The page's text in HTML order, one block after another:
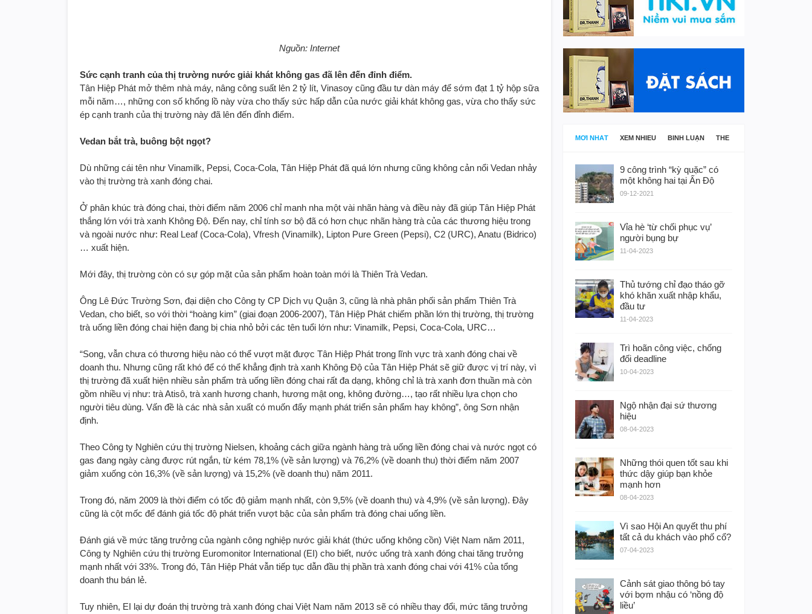
Nguồn: Internet
Sức cạnh tranh của thị trường nước giải khát không gas đã lên đến đỉnh điểm.
Tân Hiệp Phát mở thêm nhà máy, nâng công suất lên 2 tỷ lít, Vinasoy cũng đầu tư dàn máy để sớm đạt 1 tỷ hộp sữa
mỗi năm…, những con số khổng lồ này vừa cho thấy sức hấp dẫn của nước giải khát không gas, vừa cho thấy sức
ép cạnh tranh của thị trường này đã lên đến đỉnh điểm.
Vedan bắt trà, buông bột ngọt?
Dù những cái tên như Vinamilk, Pepsi, Coca-Cola, Tân Hiệp Phát đã quá lớn nhưng cũng không cản nổi Vedan nhảy
vào thị trường trà xanh đóng chai.
Ở phân khúc trà đóng chai, thời điểm năm 2006 chỉ manh nha một vài nhãn hàng và điều này đã giúp Tân Hiệp Phát
thắng lớn với trà xanh Không Độ. Đến nay, chỉ tính sơ bộ đã có hơn chục nhãn hàng trà của các thương hiệu trong
và ngoài nước như: Real Leaf (Coca-Cola), Vfresh (Vinamilk), Lipton Pure Green (Pepsi), C2 (URC), Anatu (Bidrico)
… xuất hiện.
Mới đây, thị trường còn có sự góp mặt của sản phẩm hoàn toàn mới là Thiên Trà Vedan.
Ông Lê Đức Trường Sơn, đại diện cho Công ty CP Dịch vụ Quận 3, cũng là nhà phân phối sản phẩm Thiên Trà
Vedan, cho biết, so với thời “hoàng kim” (giai đoạn 2006-2007), Tân Hiệp Phát chiếm phần lớn thị trường, thị trường
trà uống liền đóng chai hiện đang bị chia nhỏ bởi các tên tuổi lớn như: Vinamilk, Pepsi, Coca-Cola, URC…
“Song, vẫn chưa có thương hiệu nào có thể vượt mặt được Tân Hiệp Phát trong lĩnh vực trà xanh đóng chai về
doanh thu. Nhưng cũng rất khó để có thể khẳng định trà xanh Không Độ của Tân Hiệp Phát sẽ giữ được vị trí này, vì
thị trường đã xuất hiện nhiều sản phẩm trà uống liền đóng chai rất đa dạng, không chỉ là trà xanh đơn thuần mà còn
gồm nhiều vị như: trà Atisô, trà xanh hương chanh, hương mật ong, không đường…, tạo rất nhiều lựa chọn cho
người tiêu dùng. Vấn đề là các nhà sản xuất có muốn đẩy mạnh phát triển sản phẩm hay không”, ông Sơn nhận
định.
Theo Công ty Nghiên cứu thị trường Nielsen, khoảng cách giữa ngành hàng trà uống liền đóng chai và nước ngọt có
gas đang ngày càng được rút ngắn, từ kém 78,1% (về sản lượng) và 76,2% (về doanh thu) thời điểm năm 2007
giảm xuống còn 16,3% (về sản lượng) và 15,2% (về doanh thu) năm 2011.
Trong đó, năm 2009 là thời điểm có tốc độ giảm mạnh nhất, còn 9,5% (về doanh thu) và 4,9% (về sản lượng). Đây
cũng là cột mốc để đánh giá tốc độ phát triển vượt bậc của sản phẩm trà đóng chai uống liền.
Đánh giá về mức tăng trưởng của ngành công nghiệp nước giải khát (thức uống không cồn) Việt Nam năm 2011,
Công ty Nghiên cứu thị trường Euromonitor International (EI) cho biết, nước uống trà xanh đóng chai tăng trưởng
mạnh nhất với 33%. Trong đó, Tân Hiệp Phát vẫn tiếp tục dẫn đầu thị phần trà xanh đóng chai với 41% của tổng
doanh thu bán lẻ.
Tuy nhiên, EI lại dự đoán thị trường trà xanh đóng chai Việt Nam năm 2013 sẽ có nhiều thay đổi, mức tăng trưởng
MỚI NHẤT XEM NHIỀU BÌNH LUẬN THẺ
9 công trình “kỳ quặc” có
một không hai tại Ấn Độ
09-12-2021
Vỉa hè ‘từ chối phục vụ’
người bụng bự
11-04-2023
Thủ tướng chỉ đạo tháo gỡ
khó khăn xuất nhập khẩu,
đầu tư
11-04-2023
Trì hoãn công việc, chống
đối deadline
10-04-2023
Ngộ nhận đại sứ thương
hiệu
08-04-2023
Những thói quen tốt sau khi
thức dậy giúp bạn khỏe
mạnh hơn
08-04-2023
Vì sao Hội An quyết thu phí
tất cả du khách vào phố cổ?
07-04-2023
Cảnh sát giao thông bó tay
với bợm nhậu có ‘nồng độ
liều’